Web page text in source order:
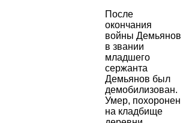
После
окончания
войны Демьянов
в звании
младшего
сержанта
Демьянов был
демобилизован.
Умер, похоронен
на кладбище